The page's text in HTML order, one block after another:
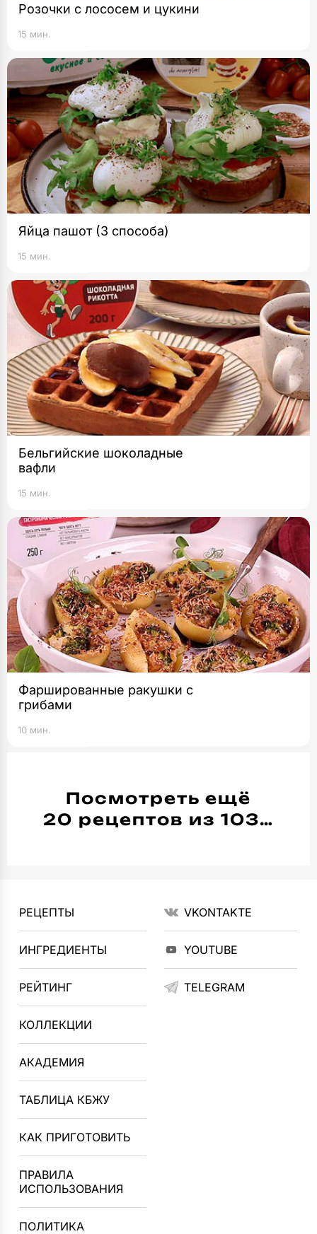
Розочки с лососем и цукини
15 мин.
Яйца пашот (3 способа)
15 мин.
Бельгийские шоколадные
вафли
15 мин.
Фаршированные ракушки с
грибами
10 мин.
Посмотреть ещё
20 рецептов из 103…
РЕЦЕПТЫ
ИНГРЕДИЕНТЫ
РЕЙТИНГ
КОЛЛЕКЦИИ
АКАДЕМИЯ
ТАБЛИЦА КБЖУ
КАК ПРИГОТОВИТЬ
ПРАВИЛА
ИСПОЛЬЗОВАНИЯ
ПОЛИТИКА
VKONTAKTE
YOUTUBE
TELEGRAM